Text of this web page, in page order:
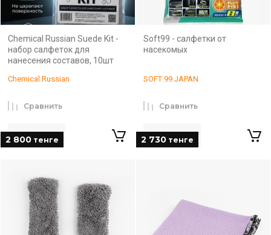
Chemical Russian Suede Kit -
набор cалфеток для
нанесения составов, 10шт
Chemical Russian
2 800 тенге
Сравнить
Soft99 - салфетки от
насекомых
SOFT 99 JAPAN
2 730 тенге
Сравнить